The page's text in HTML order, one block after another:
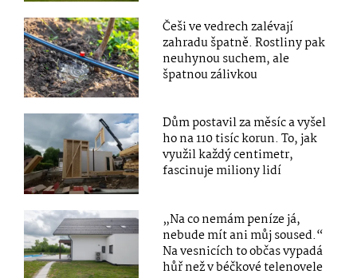
Češi ve vedrech zalévají
zahradu špatně. Rostliny pak
neuhynou suchem, ale
špatnou zálivkou
Dům postavil za měsíc a vyšel
ho na 110 tisíc korun. To, jak
využil každý centimetr,
fascinuje miliony lidí
„Na co nemám peníze já,
nebude mít ani můj soused.“
Na vesnicích to občas vypadá
hůř než v béčkové telenovele